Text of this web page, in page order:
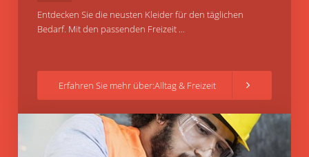
Entdecken Sie die neusten Kleider für den täglichen
Bedarf. Mit den passenden Freizeit ...
Erfahren Sie mehr über:Alltag & Freizeit